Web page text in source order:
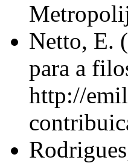
Netto, E.
para a
http://